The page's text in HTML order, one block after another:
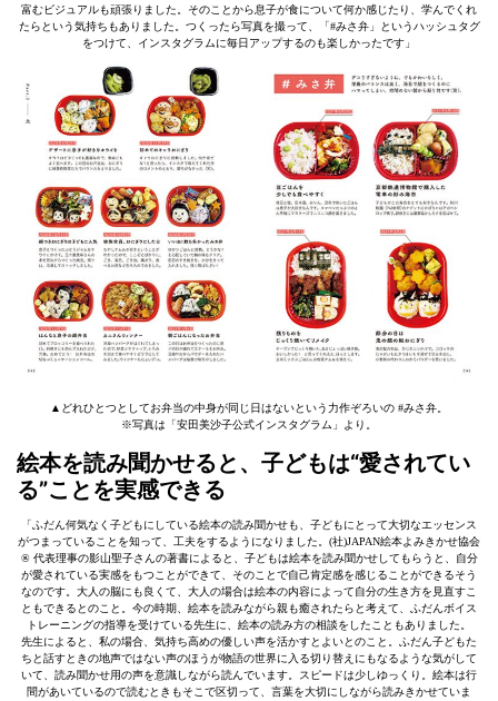
富むビジュアルも頑張りました。そのことから息子が食について何か感じたり、学んでくれ
たらという気持ちもありました。つくったら写真を撮って、「#みさ弁」というハッシュタグ
をつけて、インスタグラムに毎日アップするのも楽しかったです」
▲どれひとつとしてお弁当の中身が同じ日はないという力作ぞろいの #みさ弁。
※写真は「安田美沙子公式インスタグラム」より。
絵本を読み聞かせると、子どもは“愛されてい
る”ことを実感できる
「ふだん何気なく子どもにしている絵本の読み聞かせも、子どもにとって大切なエッセンス
がつまっていることを知って、工夫をするようになりました。(社)JAPAN絵本よみきかせ協会
® 代表理事の影山聖子さんの著書によると、子どもは絵本を読み聞かせしてもらうと、自分
が愛されている実感をもつことができて、そのことで自己肯定感を感じることができるそう
なのです。大人の脳にも良くて、大人の場合は絵本の内容によって自分の生き方を見直すこ
ともできるとのこと。今の時期、絵本を読みながら親も癒されたらと考えて、ふだんボイス
トレーニングの指導を受けている先生に、絵本の読み方の相談をしたこともありました。
先生によると、私の場合、気持ち高めの優しい声を活かすとよいとのこと。ふだん子どもた
ちと話すときの地声ではない声のほうが物語の世界に入る切り替えにもなるような気がして
いて、読み聞かせ用の声を意識しながら読んでいます。スピードは少しゆっくり。絵本は行
間があいているので読むときもそこで区切って、言葉を大切にしながら読みきかせていま